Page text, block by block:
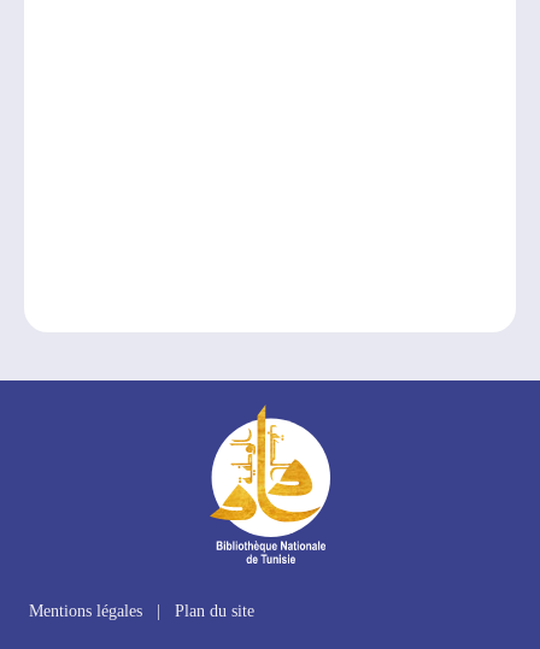
Mentions légales Plan du site